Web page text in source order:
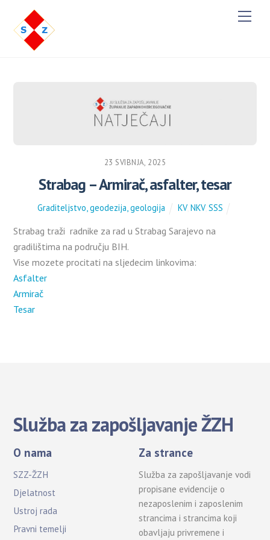
M
e
23 SVIBNJA, 2025
Strabag – Armirač, asfalter, tesar
Graditeljstvo, geodezija, geologija KV, NKV, SSS
Strabag traži radnike za rad u Strabag Sarajevo na
gradilištima na području BIH.
Vise mozete procitati na sljedecim linkovima:
Asfalter
Armirač
Tesar
Služba za zapošljavanje ŽZH
O nama
SZZ-ŽZH
Djelatnost
Ustroj rada
Pravni temelji
Za strance
Služba za zapošljavanje vodi
propisane evidencije o
nezaposlenim i zaposlenim
strancima i strancima koji
obavljaju privremene i